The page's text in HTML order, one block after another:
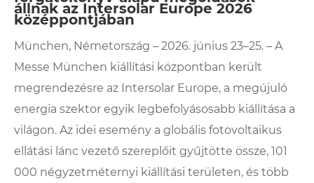
állnak az Intersolar Europe 2026
középpontjában
München, Németország – 2026. június 23–25. – A
Messe München kiállítási központban került
megrendezésre az Intersolar Europe, a megújuló
energia szektor egyik legbefolyásosabb kiállítása a
világon. Az idei esemény a globális fotovoltaikus
ellátási lánc vezető szereplőit gyűjtötte össze, 101
000 négyzetméternyi kiállítási területen, és több